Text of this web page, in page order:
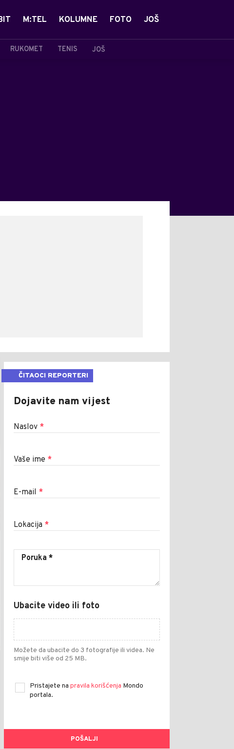
RUKOMET TENIS JOŠ
M:TEL KOLUMNE FOTO JOŠ
ČITAOCI REPORTERI
Dojavite nam vijest
Naslov *
Vaše ime *
E-mail *
Lokacija *
Ubacite video ili foto
Možete da ubacite do 3 fotografije ili videa. Ne
smije biti više od 25 MB.
Pristajete na pravila korišćenja Mondo
portala.
POŠALJI